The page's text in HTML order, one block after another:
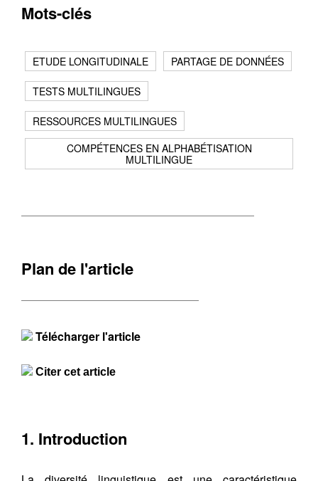
Mots-clés
ETUDE LONGITUDINALE PARTAGE DE DONNÉES
TESTS MULTILINGUES
RESSOURCES MULTILINGUES
COMPÉTENCES EN ALPHABÉTISATION
MULTILINGUE
Plan de l'article
Télécharger l'article
Citer cet article
1. Introduction